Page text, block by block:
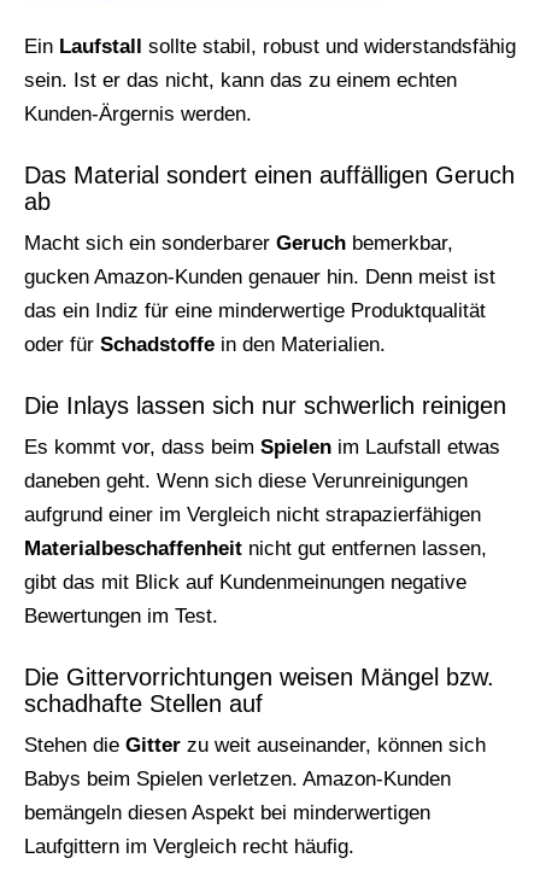
Ein Laufstall
sollte stabil, robust und widerstandsfähig
sein. Ist er das nicht, kann das zu einem echten
Kunden-Ärgernis werden.
Das Material sondert einen auffälligen Geruch
ab
Macht sich ein sonderbarer Geruch bemerkbar,
gucken Amazon-Kunden genauer hin. Denn meist ist
das ein Indiz für eine minderwertige Produktqualität
oder für Schadstoffe in den Materialien.
Die Inlays lassen sich nur schwerlich reinigen
Es kommt vor, dass beim Spielen im Laufstall etwas
daneben geht. Wenn sich diese Verunreinigungen
aufgrund einer im Vergleich nicht strapazierfähigen
Materialbeschaffenheit nicht gut entfernen lassen,
gibt das mit Blick auf Kundenmeinungen negative
Bewertungen im Test.
Die Gittervorrichtungen weisen Mängel bzw.
schadhafte Stellen auf
Stehen die Gitter zu weit auseinander, können sich
Babys beim Spielen verletzen. Amazon-Kunden
bemängeln diesen Aspekt bei minderwertigen
Laufgittern im Vergleich recht häufig.